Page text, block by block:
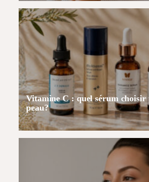
Vitamine C : quel sérum
peau?